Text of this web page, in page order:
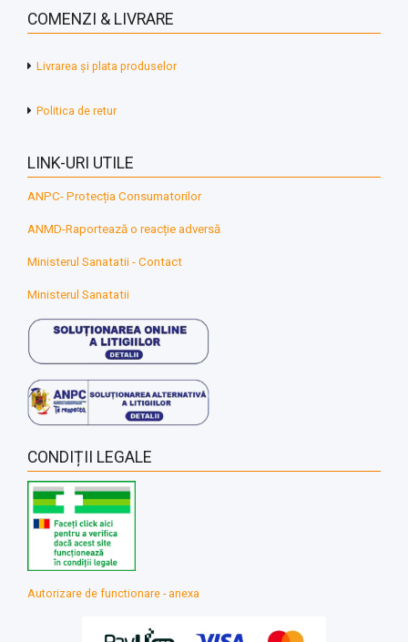
COMENZI & LIVRARE
Livrarea și plata produselor
Politica de retur
LINK-URI UTILE
ANPC- Protecția Consumatorilor
ANMD-Raportează o reacție adversă
Ministerul Sanatatii - Contact
Ministerul Sanatatii
CONDIȚII LEGALE
Autorizare de functionare - anexa